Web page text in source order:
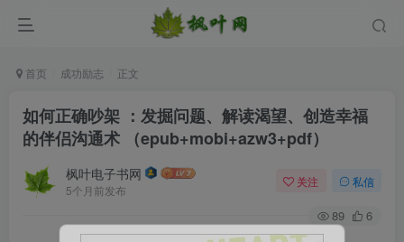
首页 成功励志 正文
如何正确吵架 ：发掘问题、解读渴望、创造幸福
的伴侣沟通术 （epub+mobi+azw3+pdf）
枫叶电子书网
5个月前发布
关注 私信
89 6